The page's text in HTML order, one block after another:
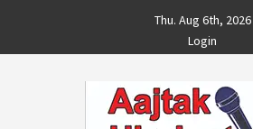
content
Thu. Aug 6th, 2026
Login